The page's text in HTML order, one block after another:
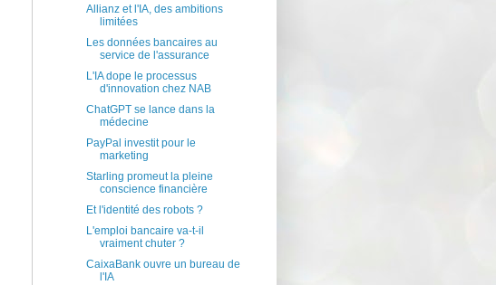
Allianz et l'IA, des ambitions
limitées
Les données bancaires au
service de l'assurance
L'IA dope le processus
d'innovation chez NAB
ChatGPT se lance dans la
médecine
PayPal investit pour le
marketing
Starling promeut la pleine
conscience financière
Et l'identité des robots ?
L'emploi bancaire va-t-il
vraiment chuter ?
CaixaBank ouvre un bureau de
l'IA